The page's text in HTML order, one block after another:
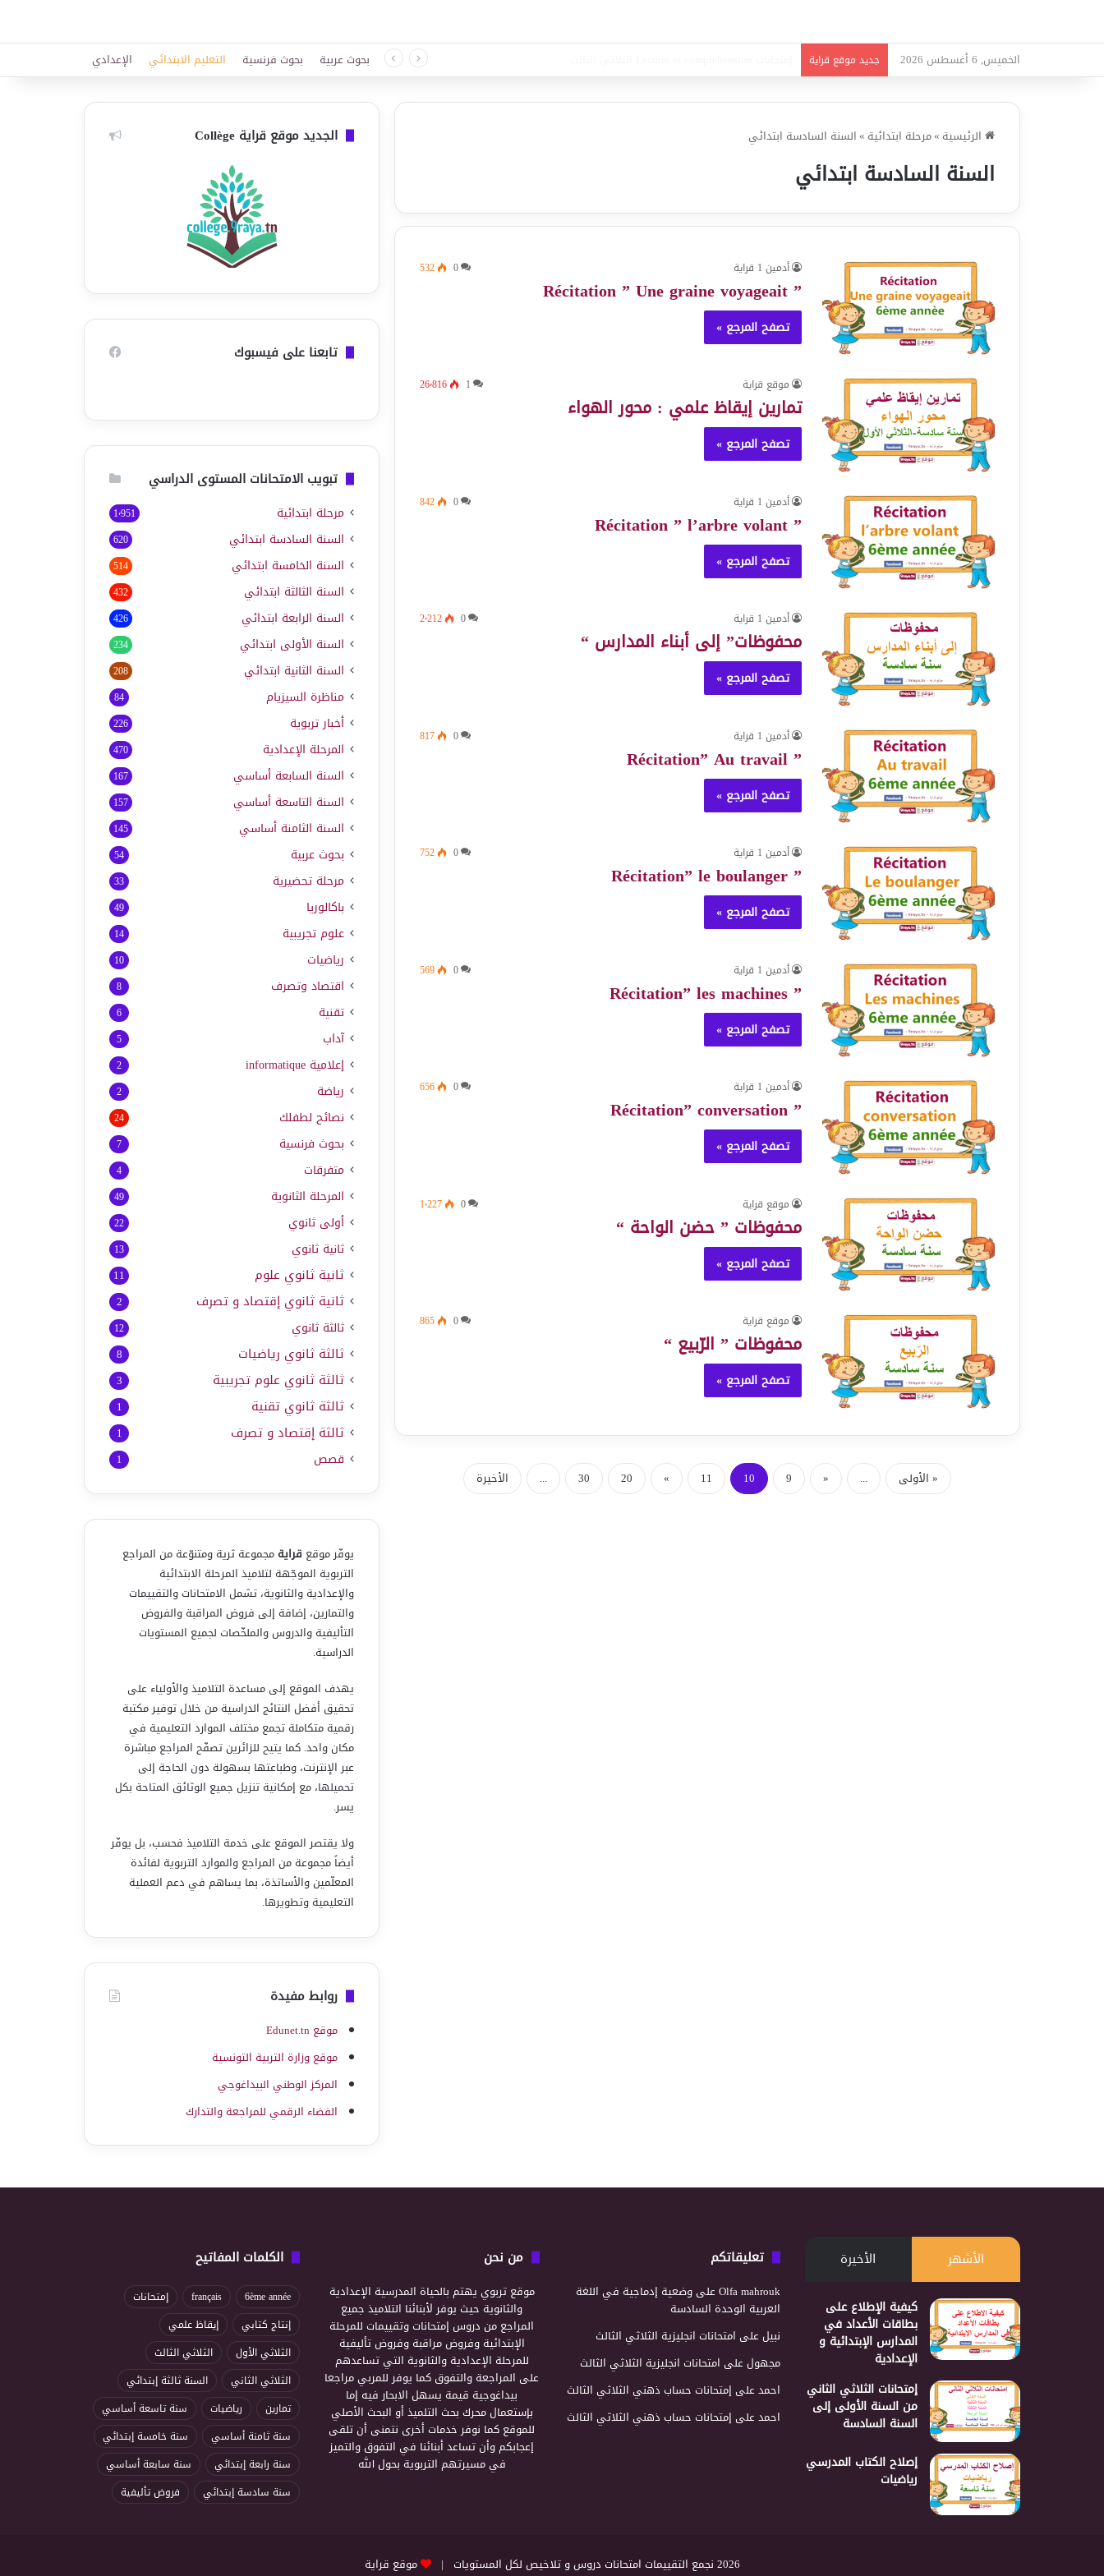
الخميس, 6 أغسطس 2026 جديد موقع قراية بحوث عربية بحوث فرنسية التعليم الابتدائي الإعدادي
الرئيسية »مرحلة ابتدائية »السنة السادسة ابتدائي
السنة السادسة ابتدائي
أدمين 1 قراية 0
532
” Récitation ” Une graine voyageait
تصفح المرجع »
موقع قراية 1 26٬816
تمارين إيقاظ علمي : محور الهواء
تصفح المرجع »
أدمين 1 قراية 0
842
” Récitation ” l’arbre volant
تصفح المرجع »
أدمين 1 قراية 0 2٬212
محفوظات” إلى أبناء المدارس “
تصفح المرجع »
أدمين 1 قراية 0
817
” Récitation” Au travail
تصفح المرجع »
أدمين 1 قراية 0
752
” Récitation” le boulanger
تصفح المرجع »
أدمين 1 قراية 0
569
” Récitation” les machines
تصفح المرجع »
أدمين 1 قراية 0
656
” Récitation” conversation
تصفح المرجع »
موقع قراية 0 1٬227
محفوظات ” حضن الواحة “
تصفح المرجع »
موقع قراية 0
865
محفوظات ” الرّبيع “
تصفح المرجع »
« الأولى ...
«
9
10
11
»
20
30
... الأخيرة
الجديد موقع قراية Collège
تابعنا على فيسبوك
تبويب الامتحانات المستوى الدراسي
مرحلة ابتدائية 1٬951
السنة السادسة ابتدائي 620
السنة الخامسة ابتدائي 514
السنة الثالثة ابتدائي 432
السنة الرابعة ابتدائي 426
السنة الأولى ابتدائي 234
السنة الثانية ابتدائي 208
مناظرة السيزيام 84
أخبار تربوية 226
المرحلة الإعدادية 470
السنة السابعة أساسي 167
السنة التاسعة أساسي 157
السنة الثامنة أساسي 145
بحوث عربية 54
مرحلة تحضيرية 33
باكالوريا 49
علوم تجريبية 14
رياضيات 10
اقتصاد وتصرف 8
تقنية 6
آداب 5
إعلامية informatique
2
رياضة 2
نصائح لطفلك 24
بحوث فرنسية 7
متفرقات 4
المرحلة الثانوية 49
أولى ثانوي 22
ثانية ثانوي 13
ثانية ثانوي علوم 11
ثانية ثانوي إقتصاد و تصرف 2
ثالثة ثانوي 12
ثالثة ثانوي رياضيات 8
ثالثة ثانوي علوم تجريبية 3
ثالثة ثانوي تقنية 1
ثالثة إقتصاد و تصرف 1
قصص 1
يوفّر موقع قرايةمجموعة ثرية ومتنوّعة من المراجع
التربوية الموجّهة لتلاميذ المرحلة الابتدائية
والإعدادية والثانوية، تشمل الامتحانات والتقييمات
والتمارين، إضافة إلى فروض المراقبة والفروض
التأليفية والدروس والملخّصات لجميع المستويات
الدراسية.
يهدف الموقع إلى مساعدة التلاميذ والأولياء على
تحقيق أفضل النتائج الدراسية من خلال توفير مكتبة
رقمية متكاملة تجمع مختلف الموارد التعليمية في
مكان واحد. كما يتيح للزائرين تصفّح المراجع مباشرة
عبر الإنترنت، وطباعتها بسهولة دون الحاجة إلى
تحميلها، مع إمكانية تنزيل جميع الوثائق المتاحة بكل
يسر.
ولا يقتصر الموقع على خدمة التلاميذ فحسب، بل يوفّر
أيضاً مجموعة من المراجع والموارد التربوية لفائدة
المعلّمين والأساتذة، بما يساهم في دعم العملية
التعليمية وتطويرها.
روابط مفيدة
موقع Edunet.tn
موقع وزارة التربية التونسية
المركز الوطني البيداغوجي
الفضاء الرقمي للمراجعة والتدارك
الأشهر الأخيرة
كيفية الإطلاع على
بطاقات الأعداد في
المدارس الإبتدائية و
الإعدادية
إمتحانات الثلاثي الثاني
من السنة الأولى إلى
السنة السادسة
إصلاح الكتاب المدرسي
رياضيات
تعليقاتكم
Olfa mahroukعلىوضعية إدماجية في اللغة
العربية الوحدة السادسة
نبيلعلى امتحانات انجليزية الثلاثي الثالث
مجهولعلى امتحانات انجليزية الثلاثي الثالث
احمدعلى إمتحانات حساب ذهني الثلاثي الثالث
احمدعلى إمتحانات حساب ذهني الثلاثي الثالث
من نحن
موقع تربوي يهتم بالحياة المدرسية الإعدادية
والثانوية حيث يوفر لأبنائنا التلاميذ جميع
المراجع من دروس إمتحانات وتقييمات للمرحلة
الإبتدائية وفروض مراقبة وفروض تأليفية
للمرحلة الإعدادية والثانوية التي تساعدهم
على المراجعة والتفوق كما يوفر للمربي مراجعا
بيداغوجية قيمة يسهل الابحار فيه إما
بإستعمال محرك بحث التلميذ أو البحث الأصلي
للموقع كما نوفر خدمات أخرى نتمنى أن تلقى
إعجابكم وأن تساعد أبنائنا في التفوق والتميز
في مسيرتهم التربوية بحول الله
الكلمات المفاتيح
6ème année
français
إمتحانات
إنتاج كتابي
إيقاظ علمي
الثلاثي الأول
الثلاثي الثالث
الثلاثي الثاني
السنة ثالثة إبتدائي
تمارين
رياضيات
سنة تاسعة أساسي
سنة ثامنة أساسي
سنة خامسة إبتدائي
سنة رابعة إبتدائي
سنة سابعة أساسي
سنة سادسة إبتدائي
فروض تأليفية
2026 نجمع التقييمات امتحانات دروس و تلاخيص لكل المستويات | موقع قراية